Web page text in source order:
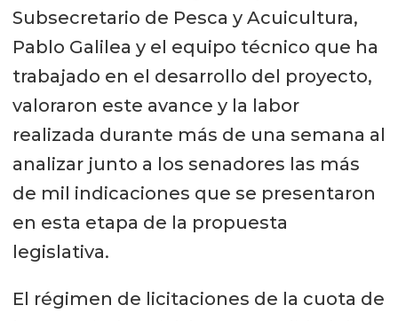
Subsecretario de Pesca y Acuicultura,
Pablo Galilea y el equipo técnico que ha
trabajado en el desarrollo del proyecto,
valoraron este avance y la labor
realizada durante más de una semana al
analizar junto a los senadores las más
de mil indicaciones que se presentaron
en esta etapa de la propuesta
legislativa.
El régimen de licitaciones de la cuota de